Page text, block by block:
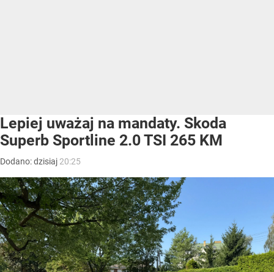
Lepiej uważaj na mandaty. Skoda
Superb Sportline 2.0 TSI 265 KM
Dodano:dzisiaj 20:25